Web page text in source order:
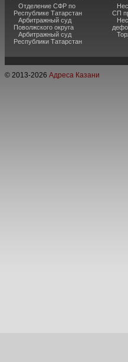
Отделение СФР по
Республике Татарстан
Арбитражный суд
Поволжского округа
Арбитражный суд
Республики Татарстан
СП
© 2013-2026 Адреса Казани